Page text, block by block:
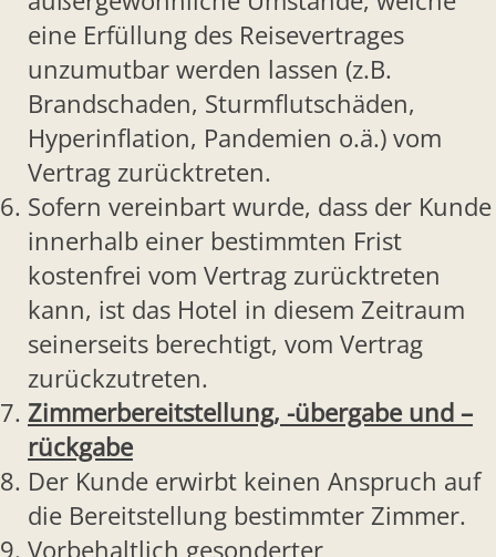
eine Erfüllung des Reisevertrages
unzumutbar werden lassen (z.B.
Brandschaden, Sturmflutschäden,
Hyperinflation, Pandemien o.ä.) vom
Vertrag zurücktreten.
Sofern vereinbart wurde, dass der Kunde
innerhalb einer bestimmten Frist
kostenfrei vom Vertrag zurücktreten
kann, ist das Hotel in diesem Zeitraum
seinerseits berechtigt, vom Vertrag
zurückzutreten.
Zimmerbereitstellung, -übergabe und –
rückgabe
Der Kunde erwirbt keinen Anspruch auf
die Bereitstellung bestimmter Zimmer.
Vorbehaltlich gesonderter